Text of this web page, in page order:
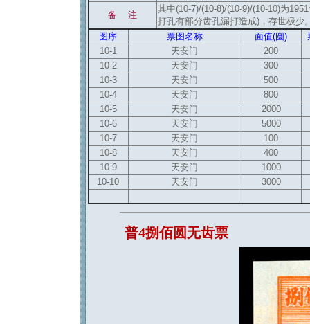
备 注
其中(10-7)/(10-8)/(10-9)/(10-10)为
打孔有部分齿孔漏打造成)，存世极少
图序
票图名称 面值(圆)
10-1
天安门
200
10-2
天安门
300
10-3
天安门
500
10-4
天安门
800
10-5
天安门
2000
10-6
天安门
5000
10-7
天安门
100
10-8
天安门
400
10-9
天安门
1000
10-10
天安门 3000
普4捌佰圆无齿票